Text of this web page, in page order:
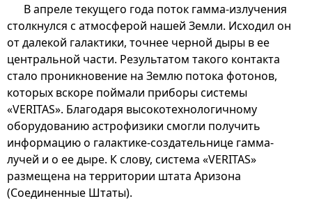
В апреле текущего года поток гамма-излучения
столкнулся с атмосферой нашей Земли. Исходил он
от далекой галактики, точнее черной дыры в ее
центральной части. Результатом такого контакта
стало проникновение на Землю потока фотонов,
которых вскоре поймали приборы системы
«VERITAS». Благодаря высокотехнологичному
оборудованию астрофизики смогли получить
информацию о галактике-создательнице гамма-
лучей и о ее дыре. К слову, система «VERITAS»
размещена на территории штата Аризона
(Соединенные Штаты).